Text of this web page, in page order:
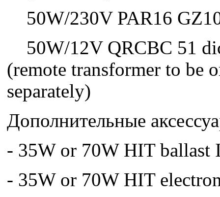
50W/230V PAR16
50W/12V QRCBC 51
(remote transformer to be
separately)
Дополнительные
- 35W or 70W HIT ballast
- 35W or 70W HIT